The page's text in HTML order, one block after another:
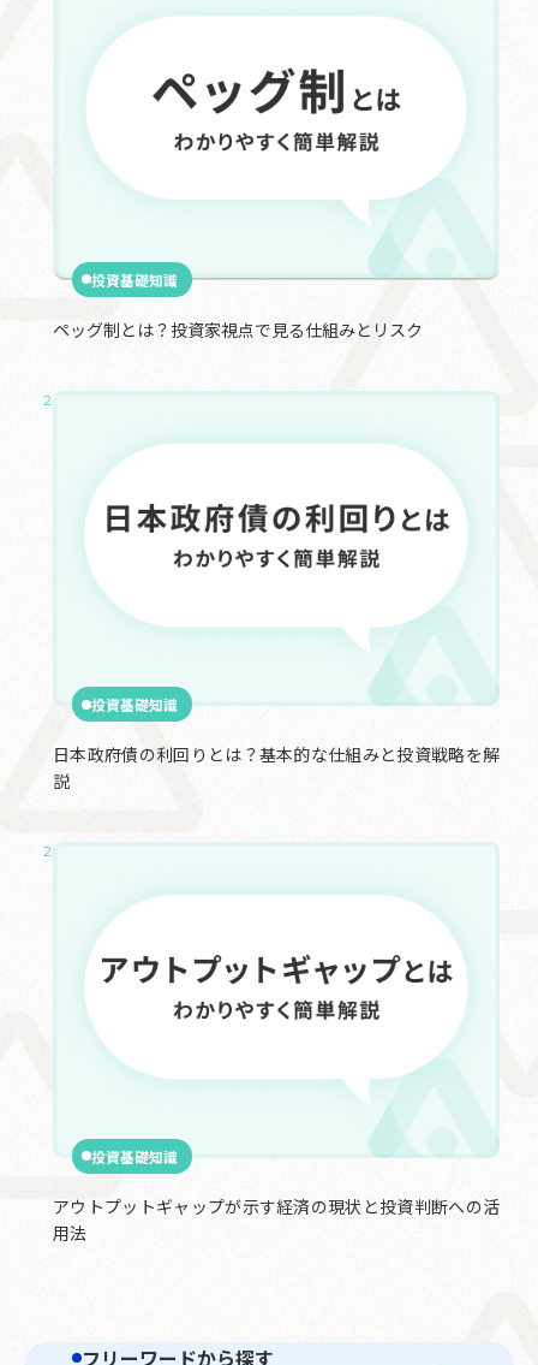
投資基礎知識
ペッグ制とは？投資家視点で見る仕組みとリスク
2025.03.03
投資基礎知識
日本政府債の利回りとは？基本的な仕組みと投資戦略を解
説
2025.03.01
投資基礎知識
アウトプットギャップが示す経済の現状と投資判断への活
用法
フリーワードから探す